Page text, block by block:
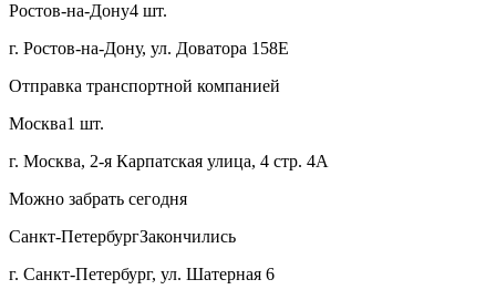
Ростов-на-Дону4 шт.
г. Ростов-на-Дону, ул. Доватора 158Е
Отправка транспортной компанией
Москва1 шт.
г. Москва, 2-я Карпатская улица, 4 стр. 4А
Можно забрать сегодня
Санкт-ПетербургЗакончились
г. Санкт-Петербург, ул. Шатерная 6